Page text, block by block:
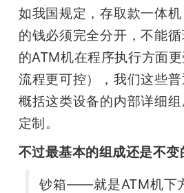
如我国规定，存取款一体
的钱必须完全分开，不能
的ATM机在程序执行方面
流程更可控），我们这些
概括这类设备的内部详细
定制。
不过最基本的组成还是不变
钞箱——就是ATM机下